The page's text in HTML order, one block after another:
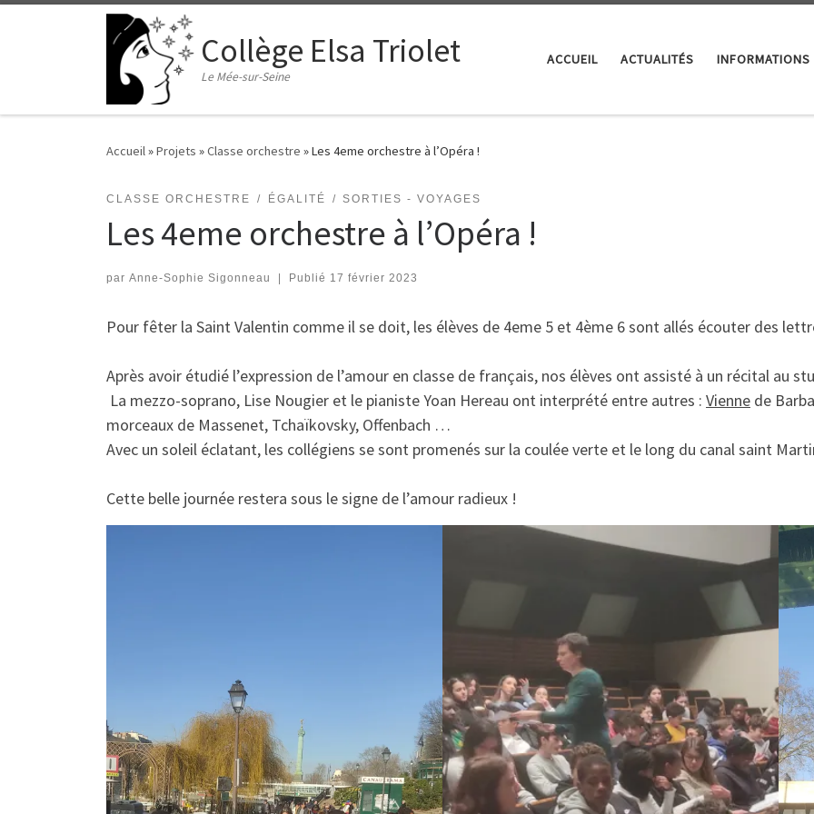
Passer au contenu
Collège Elsa Triolet
Le Mée-sur-Seine
ACCUEIL ACTUALITÉS INFORMATIONS
Accueil»Projets »Classe orchestre »Les 4eme orchestre à l’Opéra !
CLASSE ORCHESTRE ÉGALITÉ SORTIES - VOYAGES
Les 4eme orchestre à l’Opéra !
par Anne-Sophie Sigonneau | Publié 17 février 2023
​Pour fêter la Saint Valentin comme il se doit, les élèves de 4eme 5 et 4ème 6 sont allés écouter des
Après avoir étudié l’expression de l’amour en classe de français, nos élèves ont assisté à un récital au
​ La mezzo-soprano, Lise Nougier et le pianiste Yoan Hereau ont interprété entre autres : Vienne de
morceaux de Massenet, Tchaïkovsky, Offenbach …
​​Avec un soleil éclatant, les collégiens se sont promenés sur la coulée verte et le long du canal saint
​Cette belle journée restera sous le signe de l’amour radieux !